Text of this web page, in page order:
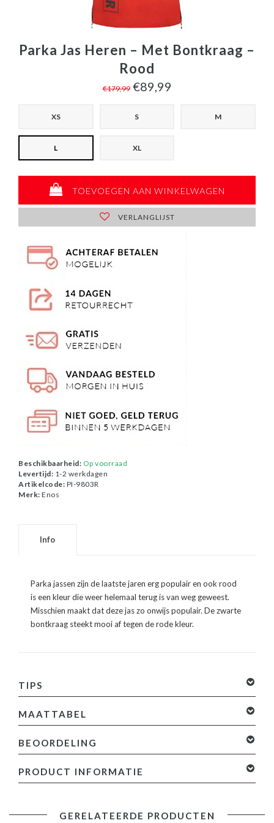
Parka Jas Heren – Met Bontkraag –
Rood
€179,99 €89,99
XS S M
L XL
TOEVOEGEN AAN WINKELWAGEN
VERLANGLIJST
Beschikbaarheid: Op voorraad
Levertijd: 1-2 werkdagen
Artikelcode: PI-9803R
Merk: Enos
Info
Parka jassen zijn de laatste jaren erg populair en ook rood
is een kleur die weer helemaal terug is van weg geweest.
Misschien maakt dat deze jas zo onwijs populair. De zwarte
bontkraag steekt mooi af tegen de rode kleur.
TIPS
MAATTABEL
BEOORDELING
toevoegen
PRODUCT INFORMATIE
GERELATEERDE PRODUCTEN